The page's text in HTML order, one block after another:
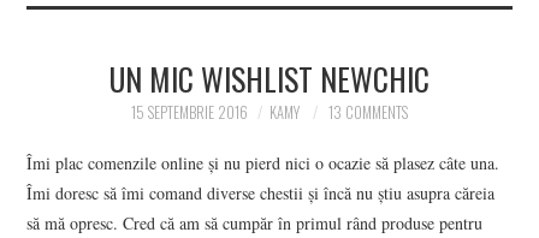
FASHION
BEAUTY
LIFESTYLE
UN MIC WISHLIST NEWCHIC
15 SEPTEMBRIE 2016 KAMY 13 COMMENTS
Îmi plac comenzile online și nu pierd nici o ocazie să plasez câte una.
Îmi doresc să îmi comand diverse chestii și încă nu știu asupra căreia
să mă opresc. Cred că am să cumpăr în primul rând produse pentru